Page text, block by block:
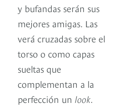
y bufandas serán sus
mejores amigas. Las
verá cruzadas sobre el
torso o como capas
sueltas que
complementan a la
perfección un look.